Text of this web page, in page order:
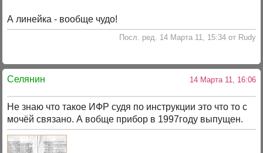
А линейка - вообще чудо!
Посл. ред. 14 Марта 11, 15:34 от Rudy
Селянин 14 Марта 11, 16:06
Не знаю что такое ИФР судя по инструкции это что то с
мочёй связано. А вобще прибор в 1997году выпущен.